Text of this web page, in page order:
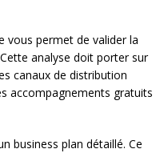
vous permet de valider la
analyse doit porter sur
canaux de distribution
accompagnements gratuits
business plan détaillé. Ce